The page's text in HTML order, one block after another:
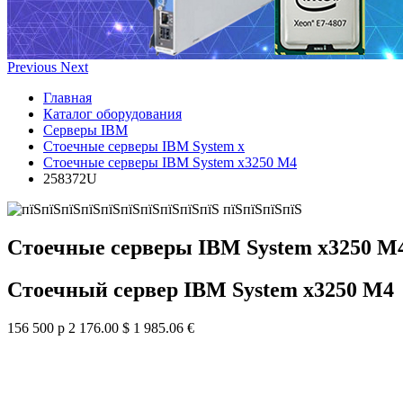
Previous Next
Главная
Каталог оборудования
Серверы IBM
Стоечные серверы IBM System x
Стоечные серверы IBM System x3250 M4
258372U
Стоечные серверы IBM System x3250
Стоечный сервер IBM System x3250 M4
156 500 р 2 176.00 $ 1 985.06 €